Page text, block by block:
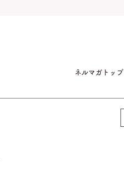
ネルマガトップ